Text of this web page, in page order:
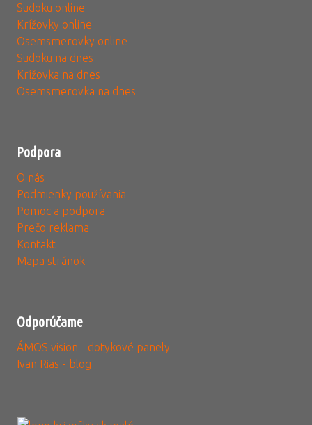
Sudoku online
Krížovky online
Osemsmerovky online
Sudoku na dnes
Krížovka na dnes
Osemsmerovka na dnes
Podpora
O nás
Podmienky používania
Pomoc a podpora
Prečo reklama
Kontakt
Mapa stránok
Odporúčame
ÁMOS vision - dotykové panely
Ivan Rias - blog